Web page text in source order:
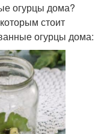
огурцы дома?
стоит
огурцы дома: